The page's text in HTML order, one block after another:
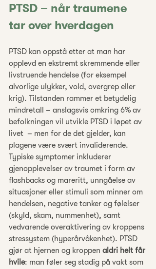
PTSD – når traumene
tar over hverdagen
PTSD kan oppstå etter at man har
opplevd en ekstremt skremmende eller
livstruende hendelse (for eksempel
alvorlige ulykker, vold, overgrep eller
krig). Tilstanden rammer et betydelig
mindretall – anslagsvis omkring 6% av
befolkningen vil utvikle PTSD i løpet av
livet  – men for de det gjelder, kan
plagene være svært invaliderende.
Typiske symptomer inkluderer
gjenopplevelser av traumet i form av
flashbacks og mareritt, unngåelse av
situasjoner eller stimuli som minner om
hendelsen, negative tanker og følelser
(skyld, skam, nummenhet), samt
vedvarende overaktivering av kroppens
stressystem (hyperårvåkenhet). PTSD
gjør at hjernen og kroppen aldri helt får
hvile: man føler seg stadig på vakt som